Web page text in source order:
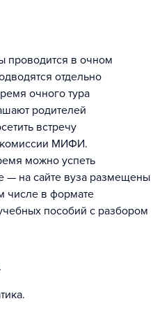
проводится в очном
отдельно
очного тура
родителей
встречу
комиссии МИФИ.
можно успеть
— на сайте вуза размещены
числе в формате
пособий с разбором
.
.